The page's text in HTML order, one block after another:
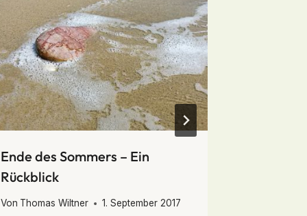
Ende des Sommers – Ein
Rückblick
Von Thomas Wiltner 1. September 2017